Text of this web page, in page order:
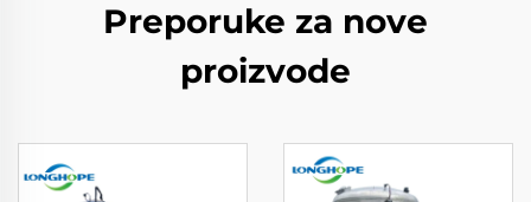
Preporuke za nove
proizvode